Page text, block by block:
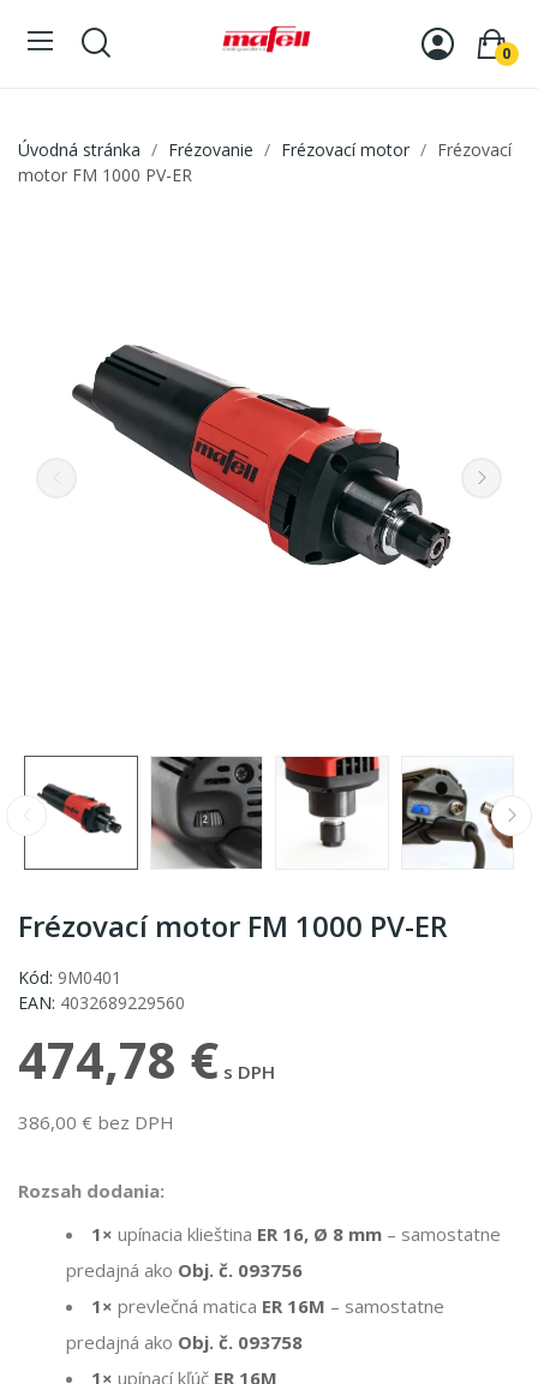
0
Úvodná stránka Frézovanie Frézovací motor
Frézovací
motor FM 1000 PV-ER
Frézovací motor FM 1000 PV-ER
Kód: 9M0401
EAN: 4032689229560
474,78 € s DPH
386,00 € bez DPH
Rozsah dodania:
1× upínacia klieština ER 16, Ø 8 mm – samostatne
predajná ako Obj. č. 093756
1× prevlečná matica ER 16M – samostatne
predajná ako Obj. č. 093758
1× upínací kľúč ER 16M